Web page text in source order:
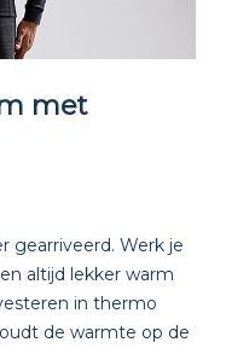
met
gearriveerd. Werk je
altijd lekker warm
in thermo
de warmte op de